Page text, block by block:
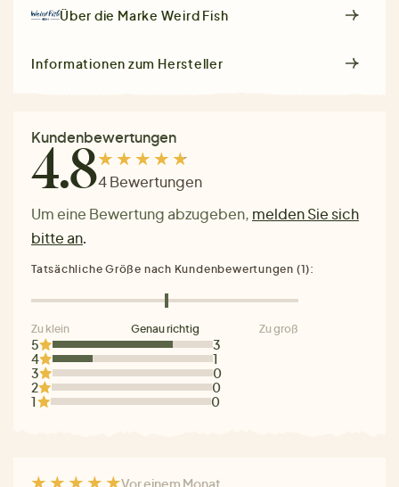
Über die Marke Weird Fish
Informationen zum Hersteller
Kundenbewertungen
4.84 Bewertungen
Um eine Bewertung abzugeben, melden Sie sich
bitte an.
5
3
4
1
3
0
2
0
1
0
Tatsächliche Größe nach Kundenbewertungen (1):
Zu klein Genau richtig Zu groß
Vor einem Monat